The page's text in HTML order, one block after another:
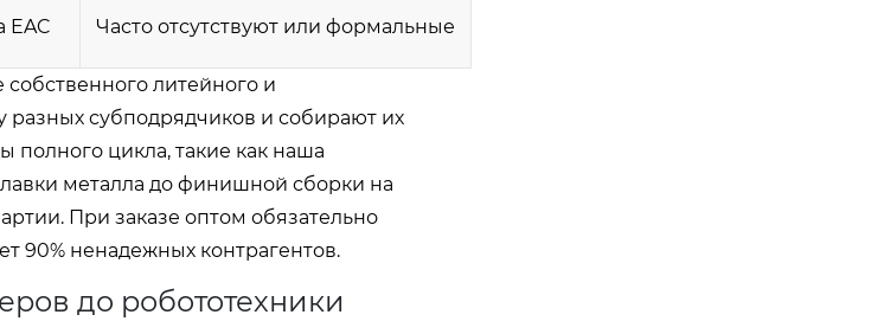
EAC Часто отсутствуют или формальные
литейного и
субподрядчиков и собирают их
полного цикла, такие как наша
металла до финишной сборки на
При заказе оптом обязательно
90% ненадежных контрагентов.
до робототехники